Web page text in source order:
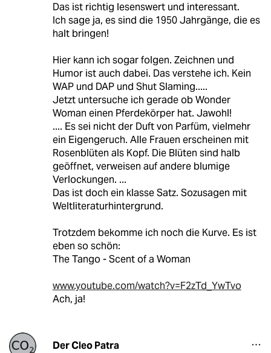
Das ist richtig lesenswert und interessant.
Ich sage ja, es sind die 1950 Jahrgänge, die es
halt bringen!
Hier kann ich sogar folgen. Zeichnen und
Humor ist auch dabei. Das verstehe ich. Kein
WAP und DAP und Shut Slaming.....
Jetzt untersuche ich gerade ob Wonder
Woman einen Pferdekörper hat. Jawohl!
.... Es sei nicht der Duft von Parfüm, vielmehr
ein Eigengeruch. Alle Frauen erscheinen mit
Rosenblüten als Kopf. Die Blüten sind halb
geöffnet, verweisen auf andere blumige
Verlockungen. ...
Das ist doch ein klasse Satz. Sozusagen mit
Weltliteraturhintergrund.
Trotzdem bekomme ich noch die Kurve. Es ist
eben so schön:
The Tango - Scent of a Woman
www.youtube.com/watch?v=F2zTd_YwTvo
Ach, ja!
Der Cleo Patra